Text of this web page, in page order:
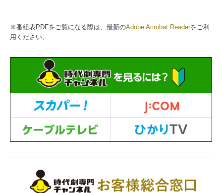
※番組表PDFをご覧になる際は、最新のAdobe Acrobat Readerをご利
用ください。